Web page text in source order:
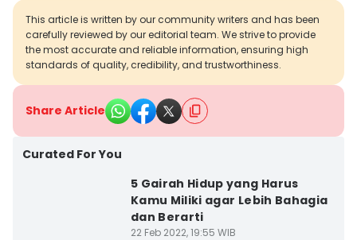
This article is written by our community writers and has been
carefully reviewed by our editorial team. We strive to provide
the most accurate and reliable information, ensuring high
standards of quality, credibility, and trustworthiness.
Share Article
Curated For You
5 Gairah Hidup yang Harus
Kamu Miliki agar Lebih Bahagia
dan Berarti
22 Feb 2022, 19:55 WIB